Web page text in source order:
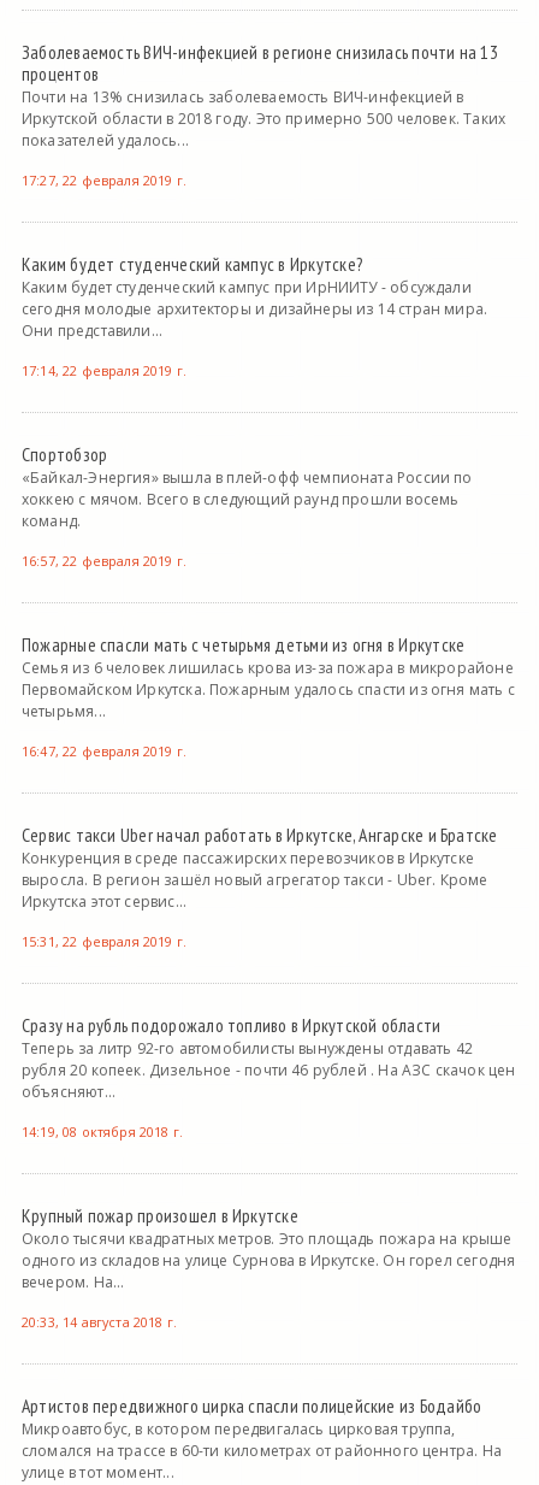
Заболеваемость ВИЧ-инфекцией в регионе снизилась почти на 13
процентов
Почти на 13% снизилась заболеваемость ВИЧ-инфекцией в
Иркутской области в 2018 году. Это примерно 500 человек. Таких
показателей удалось...
17:27, 22 февраля 2019 г.
Каким будет студенческий кампус в Иркутске?
Каким будет студенческий кампус при ИрНИИТУ - обсуждали
сегодня молодые архитекторы и дизайнеры из 14 стран мира.
Они представили...
17:14, 22 февраля 2019 г.
Спортобзор
«Байкал-Энергия» вышла в плей-офф чемпионата России по
хоккею с мячом. Всего в следующий раунд прошли восемь
команд.
16:57, 22 февраля 2019 г.
Пожарные спасли мать с четырьмя детьми из огня в Иркутске
Семья из 6 человек лишилась крова из-за пожара в микрорайоне
Первомайском Иркутска. Пожарным удалось спасти из огня мать с
четырьмя...
16:47, 22 февраля 2019 г.
Сервис такси Uber начал работать в Иркутске, Ангарске и Братске
Конкуренция в среде пассажирских перевозчиков в Иркутске
выросла. В регион зашёл новый агрегатор такси - Uber. Кроме
Иркутска этот сервис...
15:31, 22 февраля 2019 г.
Сразу на рубль подорожало топливо в Иркутской области
Теперь за литр 92-го автомобилисты вынуждены отдавать 42
рубля 20 копеек. Дизельное - почти 46 рублей . На АЗС скачок цен
объясняют...
14:19, 08 октября 2018 г.
Крупный пожар произошел в Иркутске
Около тысячи квадратных метров. Это площадь пожара на крыше
одного из складов на улице Сурнова в Иркутске. Он горел сегодня
вечером. На...
20:33, 14 августа 2018 г.
Артистов передвижного цирка спасли полицейские из Бодайбо
Микроавтобус, в котором передвигалась цирковая труппа,
сломался на трассе в 60-ти километрах от районного центра. На
улице в тот момент...